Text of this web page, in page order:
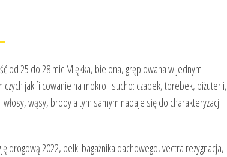
od 25 do 28 mic.Miękka, bielona, gręplowana w jednym
jak:filcowanie na mokro i sucho: czapek, torebek, biżuterii,
wąsy, brody a tym samym nadaje się do charakteryzacji.
drogową 2022, belki bagażnika dachowego, vectra rezygnacja,